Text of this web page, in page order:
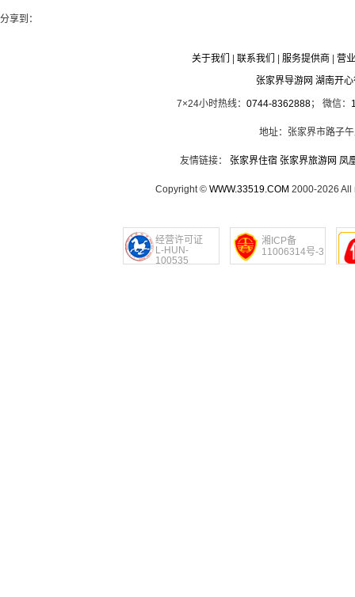
分享到：
关于我们 联系我们 服务提供商
营
张家界导游网 湖南开
7×24小时热线： 0744-8362888； 微信：
地址：张家界市路子
友情链接： 张家界住宿 张家界旅游网 凤
Copyright © WWW.33519.COM 2000-2026 All
经营许可证
L-HUN-
100535
湘ICP备
11006314号-3